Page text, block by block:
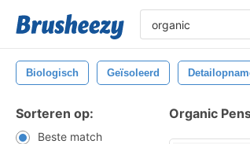
Biologisch Geïsoleerd
Sorteren op:
Beste match
Organic